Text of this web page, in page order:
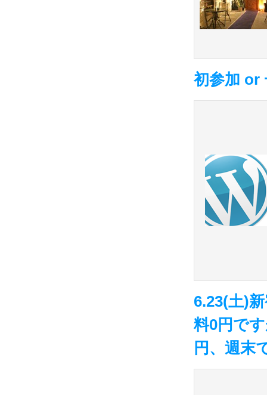
初参加 or
6.23(土)
料0円で
円、週末